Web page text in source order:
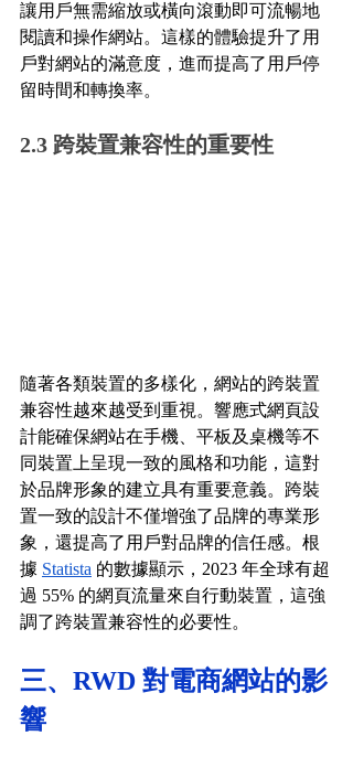
讓用戶無需縮放或橫向滾動即可流暢地
閱讀和操作網站。這樣的體驗提升了用
戶對網站的滿意度，進而提高了用戶停
留時間和轉換率。
2.3 跨裝置兼容性的重要性
隨著各類裝置的多樣化，網站的跨裝置
兼容性越來越受到重視。響應式網頁設
計能確保網站在手機、平板及桌機等不
同裝置上呈現一致的風格和功能，這對
於品牌形象的建立具有重要意義。跨裝
置一致的設計不僅增強了品牌的專業形
象，還提高了用戶對品牌的信任感。根
據 Statista 的數據顯示，2023 年全球有超
過 55% 的網頁流量來自行動裝置，這強
調了跨裝置兼容性的必要性。
三、RWD 對電商網站的影
響